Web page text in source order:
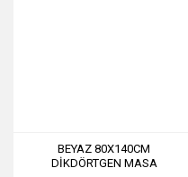
BEYAZ 80X140CM
DİKDÖRTGEN MASA